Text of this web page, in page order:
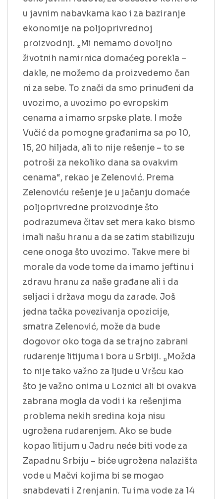
u javnim nabavkama kao i za baziranje
ekonomije na poljoprivrednoj
proizvodnji. „Mi nemamo dovoljno
životnih namirnica domaćeg porekla –
dakle, ne možemo da proizvedemo čan
ni za sebe. To znači da smo prinuđeni da
uvozimo, a uvozimo po evropskim
cenama a imamo srpske plate. I može
Vučić da pomogne građanima sa po 10,
15, 20 hiljada, ali to nije rešenje – to se
potroši za nekoliko dana sa ovakvim
cenama“, rekao je Zelenović. Prema
Zelenoviću rešenje je u jačanju domaće
poljoprivredne proizvodnje što
podrazumeva čitav set mera kako bismo
imali našu hranu a da se zatim stabilizuju
cene onoga što uvozimo. Takve mere bi
morale da vode tome da imamo jeftinu i
zdravu hranu za naše građane ali i da
seljaci i država mogu da zarade. Još
jedna tačka povezivanja opozicije,
smatra Zelenović, može da bude
dogovor oko toga da se trajno zabrani
rudarenje litijuma i bora u Srbiji. „Možda
to nije tako važno za ljude u Vršcu kao
što je važno onima u Loznici ali bi ovakva
zabrana mogla da vodi i ka rešenjima
problema nekih sredina koja nisu
ugrožena rudarenjem. Ako se bude
kopao litijum u Jadru neće biti vode za
Zapadnu Srbiju – biće ugrožena nalazišta
vode u Mačvi kojima bi se mogao
snabdevati i Zrenjanin. Tu ima vode za 14